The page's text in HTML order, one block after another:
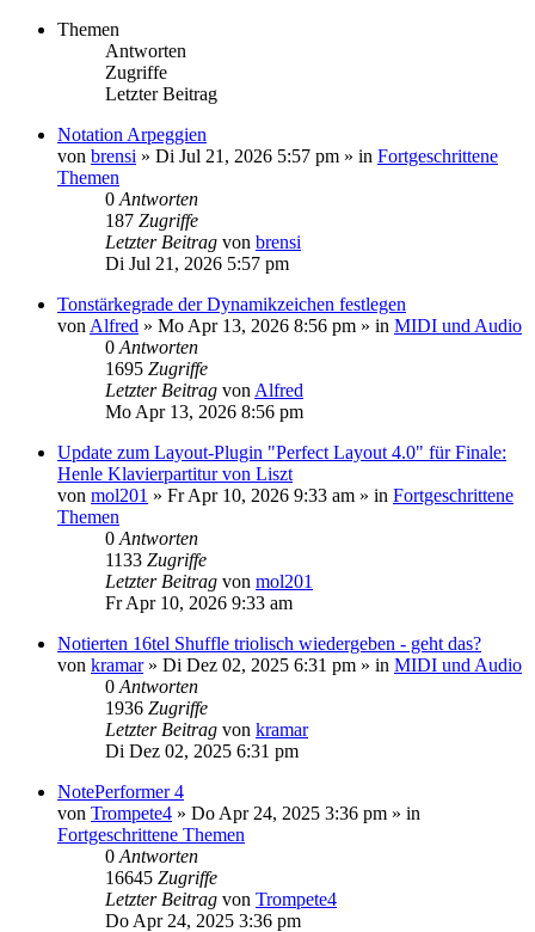
Themen
Antworten
Zugriffe
Letzter Beitrag
Notation Arpeggien
von brensi » Di Jul 21, 2026 5:57 pm » in Fortgeschrittene
Themen
0 Antworten
187 Zugriffe
Letzter Beitrag von brensi
Di Jul 21, 2026 5:57 pm
Tonstärkegrade der Dynamikzeichen festlegen
von Alfred » Mo Apr 13, 2026 8:56 pm » in MIDI und Audio
0 Antworten
1695 Zugriffe
Letzter Beitrag von Alfred
Mo Apr 13, 2026 8:56 pm
Update zum Layout-Plugin "Perfect Layout 4.0" für Finale:
Henle Klavierpartitur von Liszt
von mol201 » Fr Apr 10, 2026 9:33 am » in Fortgeschrittene
Themen
0 Antworten
1133 Zugriffe
Letzter Beitrag von mol201
Fr Apr 10, 2026 9:33 am
Notierten 16tel Shuffle triolisch wiedergeben - geht das?
von kramar» Di Dez 02, 2025 6:31 pm » in MIDI und Audio
0 Antworten
1936 Zugriffe
Letzter Beitrag von kramar
Di Dez 02, 2025 6:31 pm
NotePerformer 4
von Trompete4 » Do Apr 24, 2025 3:36 pm » in
Fortgeschrittene Themen
0 Antworten
16645 Zugriffe
Letzter Beitrag von Trompete4
Do Apr 24, 2025 3:36 pm